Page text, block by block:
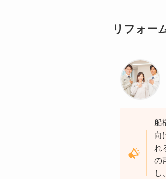
リフォー
船
向
れ
の
し